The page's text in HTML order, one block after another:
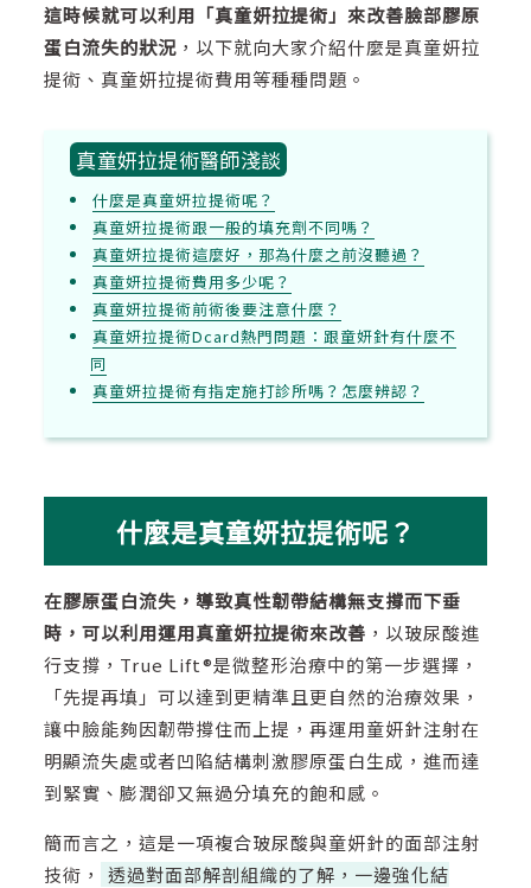
這時候就可以利用「真童妍拉提術」來改善臉部膠原
蛋白流失的狀況 ，以下就向大家介紹什麼是真童妍拉
提術、真童妍拉提術費用等種種問題。
真童妍拉提術醫師淺談
什麼是真童妍拉提術呢？
真童妍拉提術跟一般的填充劑不同嗎？
真童妍拉提術這麼好，那為什麼之前沒聽過？
真童妍拉提術費用多少呢？
真童妍拉提術前術後要注意什麼？
真童妍拉提術Dcard熱門問題：跟童妍針有什麼不
同
真童妍拉提術有指定施打診所嗎？怎麼辨認？
什麼是真童妍拉提術呢？
在膠原蛋白流失，導致真性韌帶結構無支撐而下垂
時，可以利用運用真童妍拉提術來改善 ，以玻尿酸進
行支撐，True Lift®是微整形治療中的第一步選擇，
「先提再填」可以達到更精準且更自然的治療效果，
讓中臉能夠因韌帶撐住而上提，再運用童妍針注射在
明顯流失處或者凹陷結構刺激膠原蛋白生成，進而達
到緊實、膨潤卻又無過分填充的飽和感。
簡而言之，這是一項複合玻尿酸與童妍針的面部注射
技術，
透過對面部解剖組織的了解，一邊強化結